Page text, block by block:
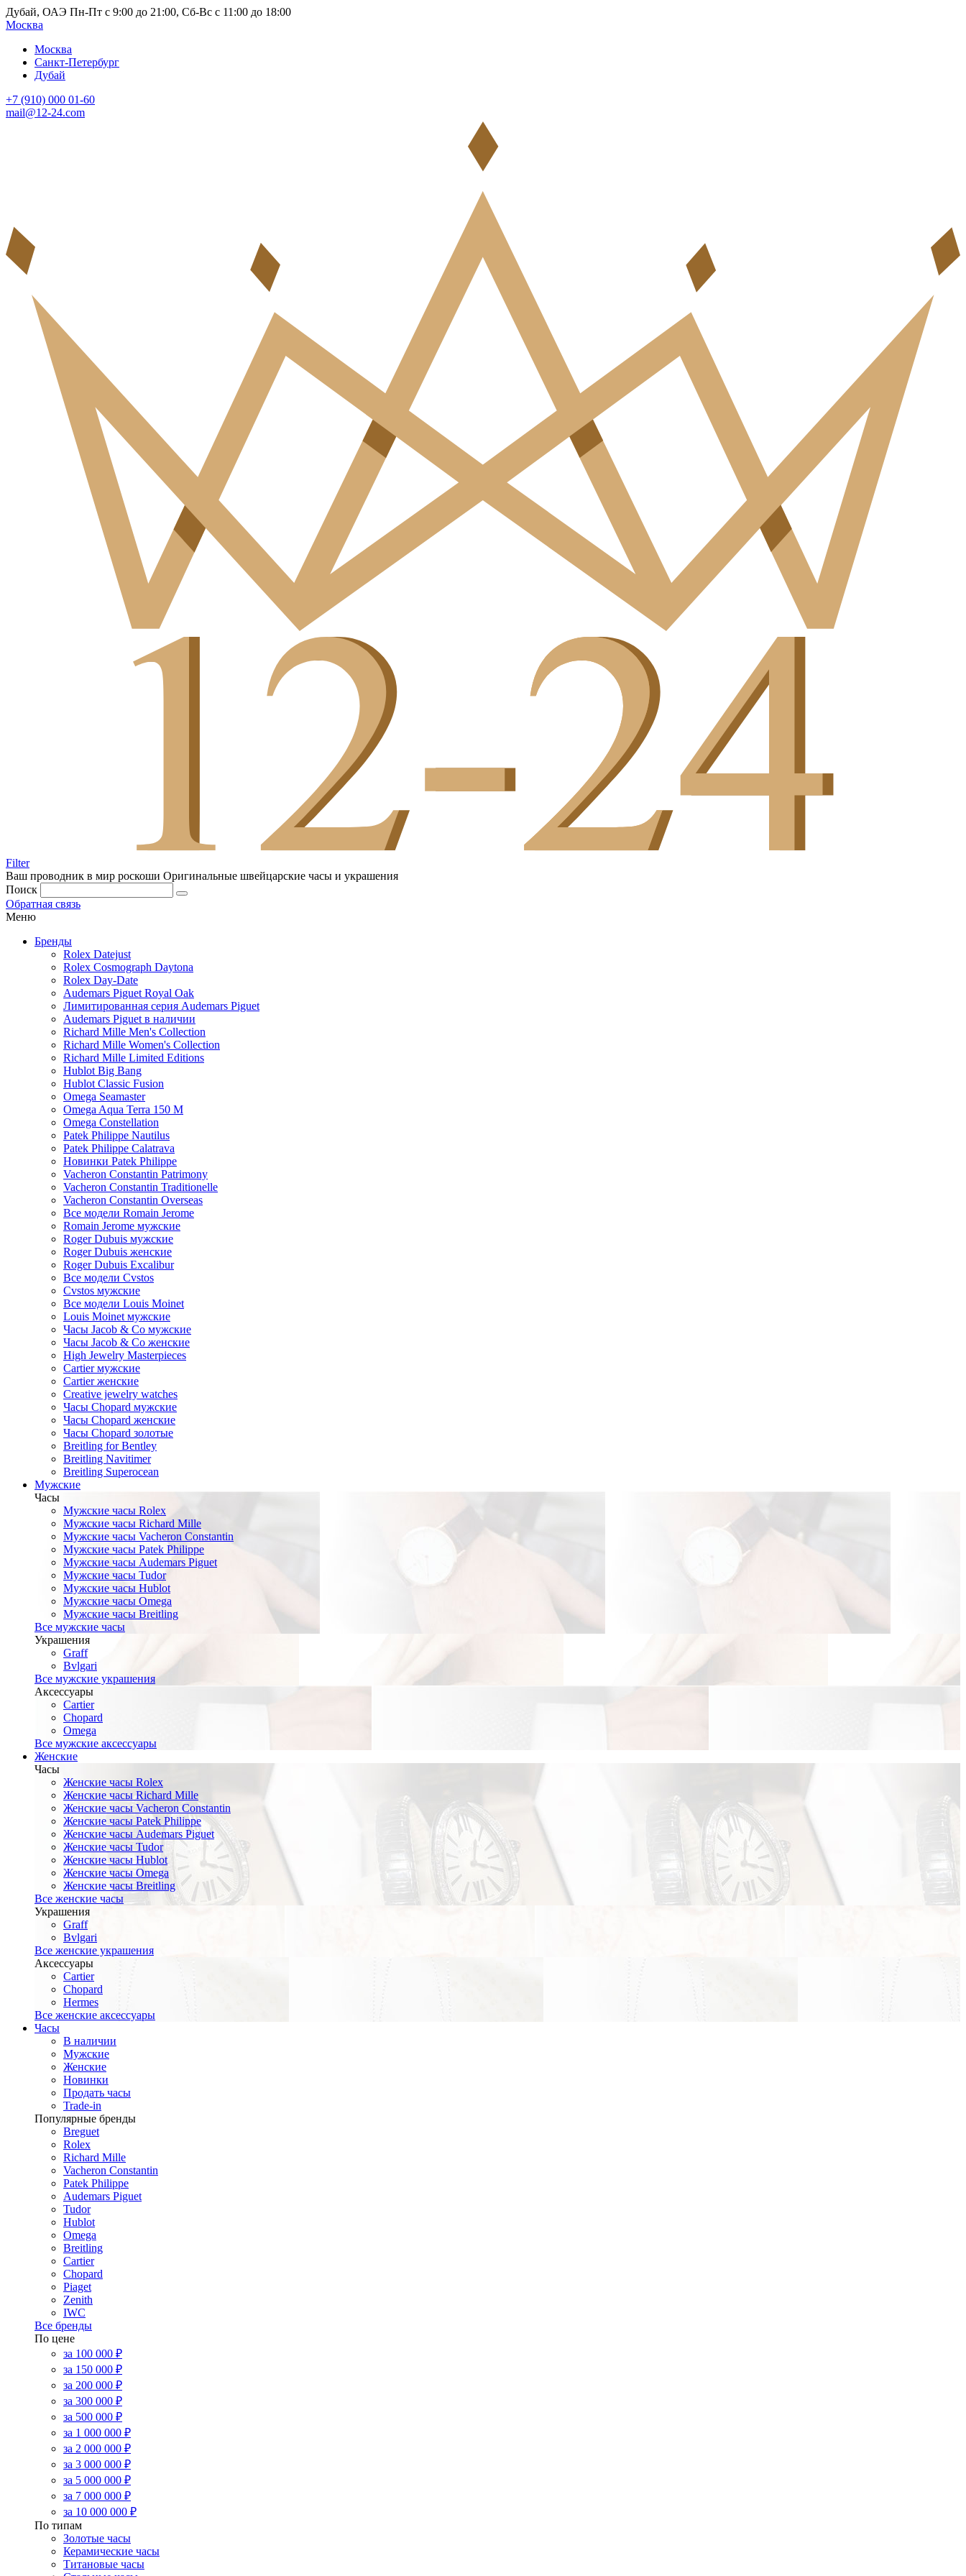
Дубай, ОАЭ Пн-Пт с 9:00 до 21:00, Сб-Вс с 11:00 до 18:00
Москва
Москва
Санкт-Петербург
Дубай
+7 (910) 000 01-60
mail@12-24.com
Filter
Ваш проводник в мир роскоши Оригинальные швейцарские часы и украшения
Поиск
Обратная связь
Меню
Бренды
Rolex Datejust
Rolex Cosmograph Daytona
Rolex Day-Date
Audemars Piguet Royal Oak
Лимитированная серия Audemars Piguet
Audemars Piguet в наличии
Richard Mille Men's Collection
Richard Mille Women's Collection
Richard Mille Limited Editions
Hublot Big Bang
Hublot Classic Fusion
Omega Seamaster
Omega Aqua Terra 150 M
Omega Constellation
Patek Philippe Nautilus
Patek Philippe Calatrava
Новинки Patek Philippe
Vacheron Constantin Patrimony
Vacheron Constantin Traditionelle
Vacheron Constantin Overseas
Все модели Romain Jerome
Romain Jerome мужские
Roger Dubuis мужские
Roger Dubuis женские
Roger Dubuis Excalibur
Все модели Cvstos
Cvstos мужские
Все модели Louis Moinet
Louis Moinet мужские
Часы Jacob & Co мужские
Часы Jacob & Co женские
High Jewelry Masterpieces
Cartier мужские
Cartier женские
Creative jewelry watches
Часы Chopard мужские
Часы Сhopard женские
Часы Сhopard золотые
Breitling for Bentley
Breitling Navitimer
Breitling Superocean
Мужские
Часы
Мужские часы Rolex
Мужские часы Richard Mille
Мужские часы Vacheron Constantin
Мужские часы Patek Philippe
Мужские часы Audemars Piguet
Мужские часы Tudor
Мужские часы Hublot
Мужские часы Omega
Мужские часы Breitling
Все мужские часы
Украшения
Graff
Bvlgari
Все мужские украшения
Аксессуары
Cartier
Chopard
Omega
Все мужские аксессуары
Женские
Часы
Женские часы Rolex
Женские часы Richard Mille
Женские часы Vacheron Constantin
Женские часы Patek Philippe
Женские часы Audemars Piguet
Женские часы Tudor
Женские часы Hublot
Женские часы Omega
Женские часы Breitling
Все женские часы
Украшения
Graff
Bvlgari
Все женские украшения
Аксессуары
Cartier
Chopard
Hermes
Все женские аксессуары
Часы
В наличии
Мужские
Женские
Новинки
Продать часы
Trade-in
Популярные бренды
Breguet
Rolex
Richard Mille
Vacheron Constantin
Patek Philippe
Audemars Piguet
Tudor
Hublot
Omega
Breitling
Cartier
Chopard
Piaget
Zenith
IWC
Все бренды
По цене
за 100 000 ₽
за 150 000 ₽
за 200 000 ₽
за 300 000 ₽
за 500 000 ₽
за 1 000 000 ₽
за 2 000 000 ₽
за 3 000 000 ₽
за 5 000 000 ₽
за 7 000 000 ₽
за 10 000 000 ₽
По типам
Золотые часы
Керамические часы
Титановые часы